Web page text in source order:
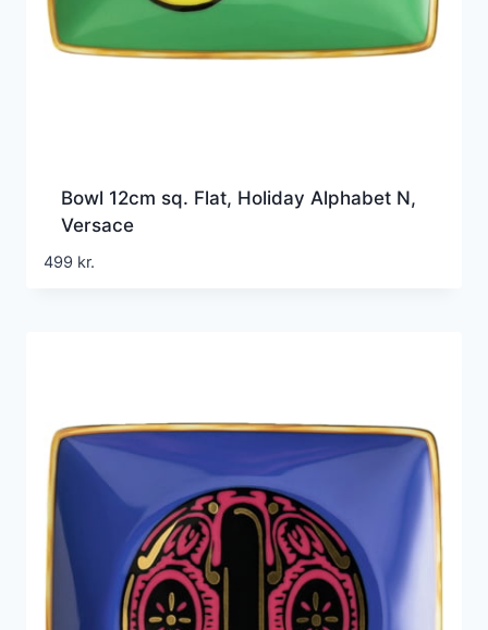
Bowl 12cm sq. Flat, Holiday Alphabet N,
Versace
499 kr.